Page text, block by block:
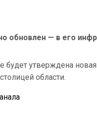
обновлен — в его
будет утверждена
области.